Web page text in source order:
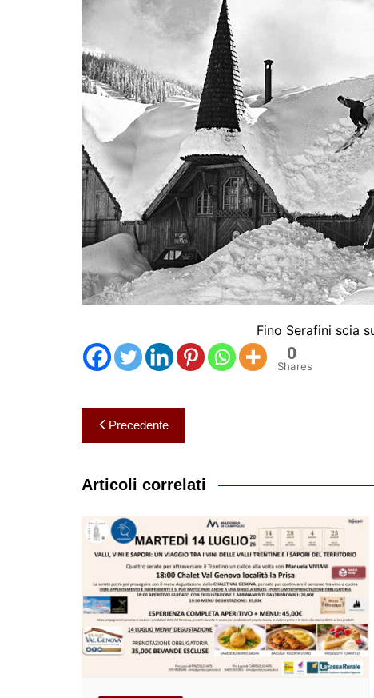
Fino Serafini scia
0
Shares
Navigazione
articoli
Precedente
Articoli correlati